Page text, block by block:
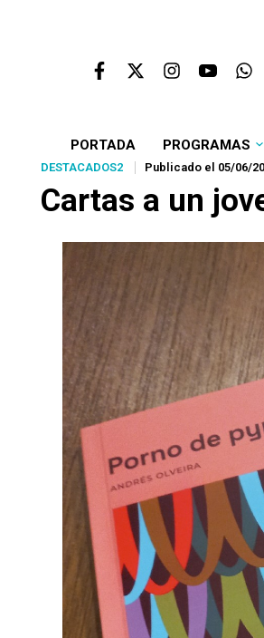
PORTADA PROGRAMAS
DESTACADOS2 Publicado el 05/06/
Cartas a un